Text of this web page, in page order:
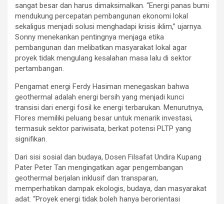
sangat besar dan harus dimaksimalkan. “Energi panas bumi
mendukung percepatan pembangunan ekonomi lokal
sekaligus menjadi solusi menghadapi krisis iklim,” ujarnya.
Sonny menekankan pentingnya menjaga etika
pembangunan dan melibatkan masyarakat lokal agar
proyek tidak mengulang kesalahan masa lalu di sektor
pertambangan.
Pengamat energi Ferdy Hasiman menegaskan bahwa
geothermal adalah energi bersih yang menjadi kunci
transisi dari energi fosil ke energi terbarukan. Menurutnya,
Flores memiliki peluang besar untuk menarik investasi,
termasuk sektor pariwisata, berkat potensi PLTP yang
signifikan.
Dari sisi sosial dan budaya, Dosen Filsafat Undira Kupang
Pater Peter Tan mengingatkan agar pengembangan
geothermal berjalan inklusif dan transparan,
memperhatikan dampak ekologis, budaya, dan masyarakat
adat. “Proyek energi tidak boleh hanya berorientasi